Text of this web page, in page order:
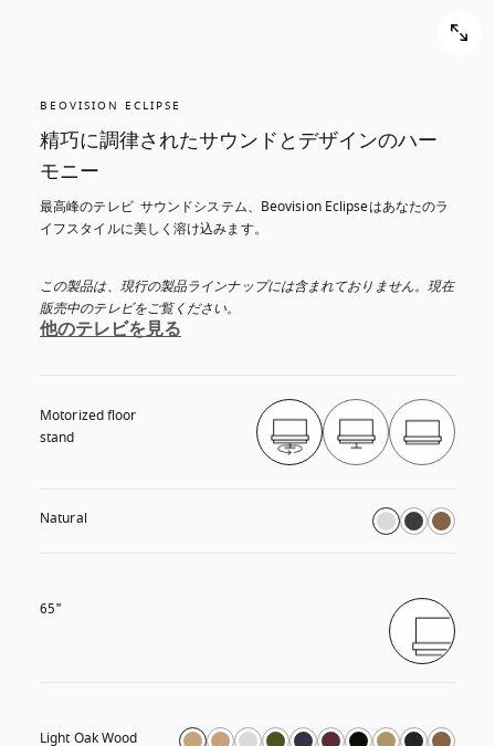
BEOVISION ECLIPSE
精巧に調律されたサウンドとデザインのハー
モニー
最高峰のテレビ  サウンドシステム、Beovision Eclipseはあなたのラ
イフスタイルに美しく溶け込みます。
この製品は、現行の製品ラインナップには含まれておりません。現在
販売中のテレビをご覧ください。
他のテレビを見る
Motorized floor
stand
Natural
65"
Light Oak Wood